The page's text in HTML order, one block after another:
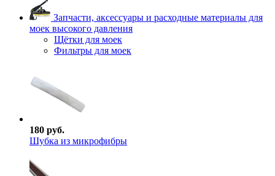
Запчасти, аксессуары и расходные материалы для
моек высокого давления
Щётки для моек
Фильтры для моек
180 руб.
Шубка из микрофибры